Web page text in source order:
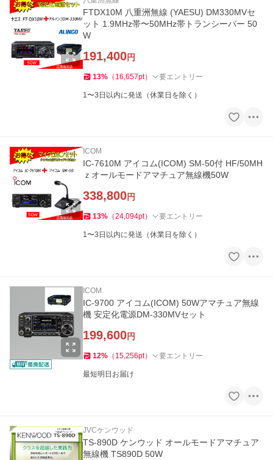
FTDX10M 八重洲無線 (YAESU) DM330MVセ
ット 1.9MHz帯〜50MHz帯トランシーバー 50
W
191,400円
13% （ 16,657pt） 要エントリー
1〜3日以内に発送（休業日を除く）
ICOM
IC-7610M アイコム(ICOM) SM-50付 HF/50MH
ｚオールモードアマチュア無線機50W
338,800円
13% （24,094pt） 要エントリー
1〜3日以内に発送（休業日を除く）
ICOM
IC-9700 アイコム(ICOM) 50Wアマチュア無線
機 安定化電源DM-330MVセット
199,600円
12% （ 15,256pt） 要エントリー
最短明日お届け
JVCケンウッド
TS-890D ケンウッド オールモードアマチュア
無線機 TS890D 50W